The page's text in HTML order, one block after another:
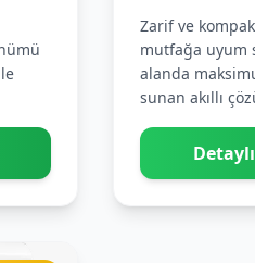
Zarif ve
mutfağa uyum
alanda
sunan akıllı